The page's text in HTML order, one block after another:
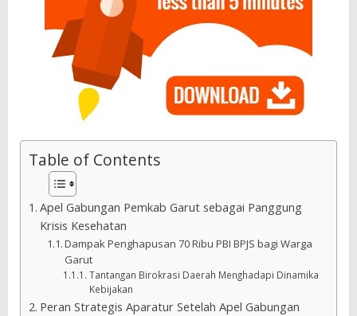
Table of Contents
Apel Gabungan Pemkab Garut sebagai Panggung
Krisis Kesehatan
Dampak Penghapusan 70 Ribu PBI BPJS bagi Warga
Garut
Tantangan Birokrasi Daerah Menghadapi Dinamika
Kebijakan
Peran Strategis Aparatur Setelah Apel Gabungan